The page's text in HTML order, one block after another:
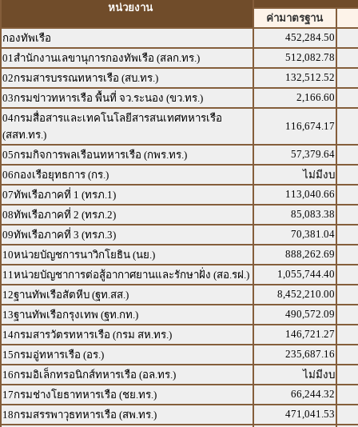
หน่วยงาน
ค่ามาตรฐาน
กองทัพเรือ
452,284.50
01สำนักงานเลขานุการกองทัพเรือ (สลก.ทร.)
512,082.78
02กรมสารบรรณทหารเรือ (สบ.ทร.)
132,512.52
03กรมข่าวทหารเรือ พื้นที่ จว.ระนอง (ขว.ทร.)
2,166.60
04กรมสื่อสารและเทคโนโลยีสารสนเทศทหารเรือ
(สสท.ทร.)
116,674.17
05กรมกิจการพลเรือนทหารเรือ (กพร.ทร.)
57,379.64
06กองเรือยุทธการ (กร.)
ไม่มีงบ
07ทัพเรือภาคที่ 1 (ทรภ.1)
113,040.66
08ทัพเรือภาคที่ 2 (ทรภ.2)
85,083.38
09ทัพเรือภาคที่ 3 (ทรภ.3)
70,381.04
10หน่วยบัญชการนาวิกโยธิน (นย.)
888,262.69
11หน่วยบัญชาการต่อสู้อากาศยานและรักษาฝั่ง (สอ.รฝ.)
1,055,744.40
12ฐานทัพเรือสัตหีบ (ฐท.สส.)
8,452,210.00
13ฐานทัพเรือกรุงเทพ (ฐท.กท.)
490,572.09
14กรมสารวัตรทหารเรือ (กรม สห.ทร.)
146,721.27
15กรมอู่ทหารเรือ (อร.)
235,687.16
16กรมอิเล็กทรอนิกส์ทหารเรือ (อล.ทร.)
ไม่มีงบ
17กรมช่างโยธาทหารเรือ (ชย.ทร.)
66,244.32
18กรมสรรพาวุธทหารเรือ (สพ.ทร.)
471,041.53